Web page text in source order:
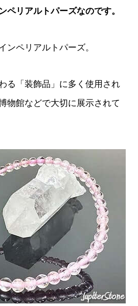
ペリアルトパーズなのです。
ンペリアルトパーズ。
る「装飾品」に多く使用され
物館などで大切に展示されて